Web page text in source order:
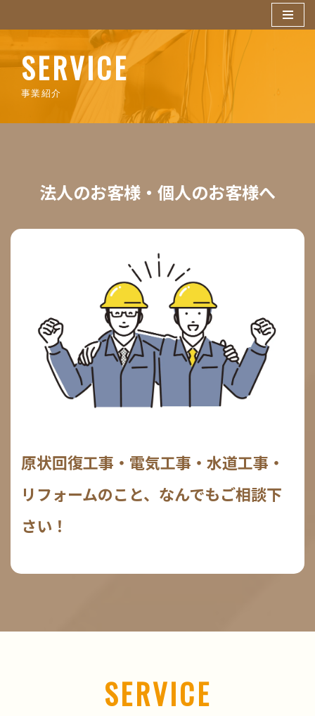
へ
SERVICE
事業紹介
法人のお客様 ・個人のお客様へ
原状回復工事・電気工事・水道工事・
リフォームのこと、なんでもご相談下
さい！
SERVICE